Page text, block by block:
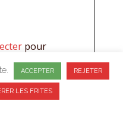
pour
ACCEPTER REJETER
LES FRITES